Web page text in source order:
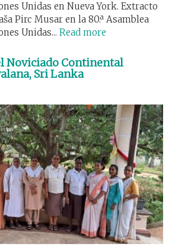
Unidas en Nueva York. Extracto
Pirc Musar en la 80.ª Asamblea
Unidas... Read more
Noviciado Continental
Sri Lanka